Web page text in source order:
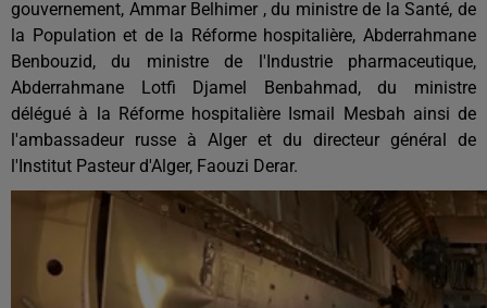
gouvernement, Ammar Belhimer , du ministre de la Santé, de
la Population et de la Réforme hospitalière, Abderrahmane
Benbouzid, du ministre de l'Industrie pharmaceutique,
Abderrahmane Lotfi Djamel Benbahmad, du ministre
délégué à la Réforme hospitalière Ismail Mesbah ainsi de
l'ambassadeur russe à Alger et du directeur général de
l'Institut Pasteur d'Alger, Faouzi Derar.